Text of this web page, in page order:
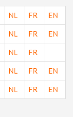
NL FR EN
NL FR EN
NL FR
NL FR EN
NL FR EN